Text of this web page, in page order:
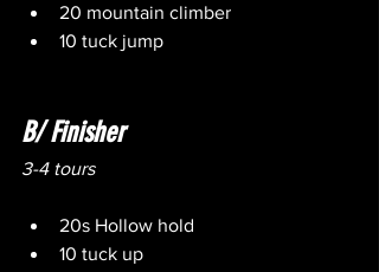
20 mountain climber
10 tuck jump
B/ Finisher
3-4 tours
20s Hollow hold
10 tuck up